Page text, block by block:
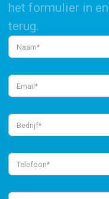
het formulier in
terug.